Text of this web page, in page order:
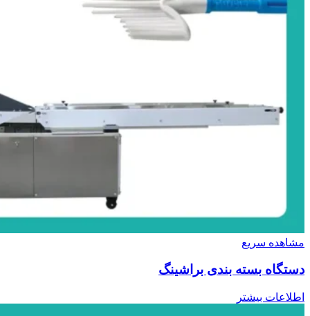
مشاهده سریع
دستگاه بسته بندی براشینگ
اطلاعات بیشتر